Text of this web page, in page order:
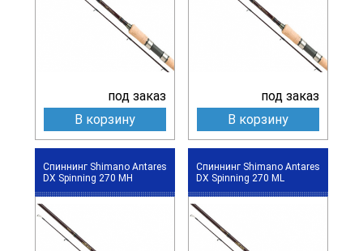
под заказ
В корзину
под заказ
В корзину
Спиннинг Shimano Antares
DX Spinning 270 MH
Спиннинг Shimano Antares
DX Spinning 270 ML